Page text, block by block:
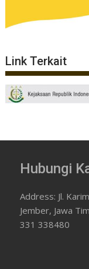
Link Terkait
Hubungi
Address: Jl.
Jember, Jawa
331 338480